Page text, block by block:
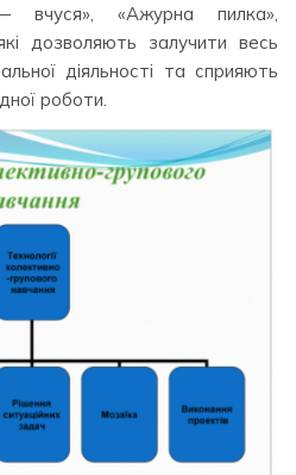
вчуся», «Ажурна пилка»,
дозволяють залучити весь
діяльності та сприяють
роботи.